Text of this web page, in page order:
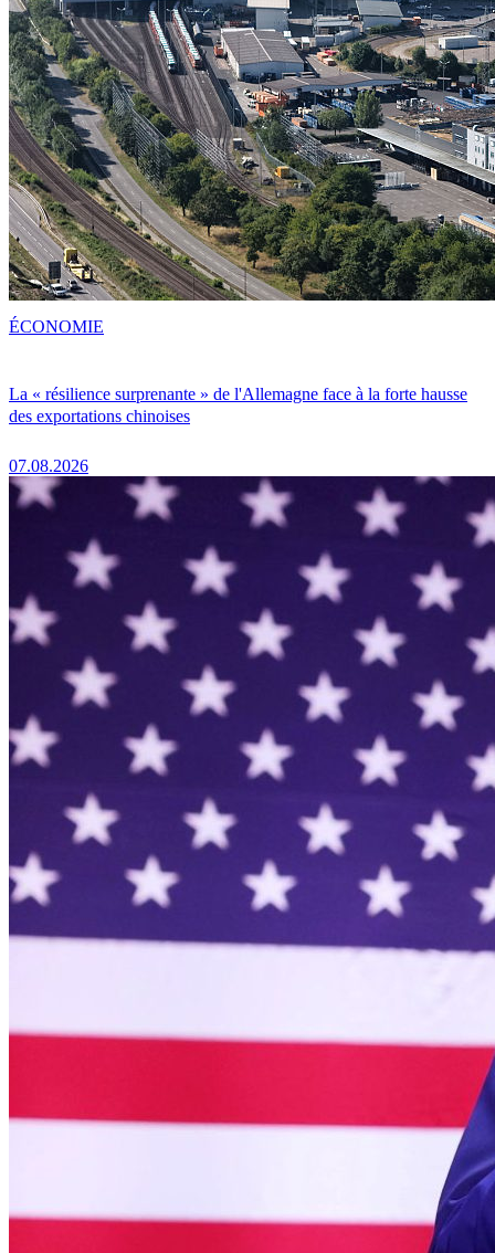
La « résilience surprenante » de l'Allemagne face à la forte hausse
des exportations chinoises
07.08.2026
ÉCONOMIE